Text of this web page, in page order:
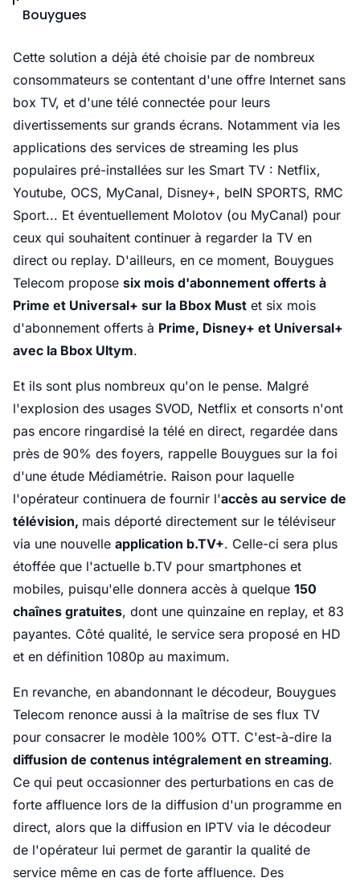
Bouygues
Cette solution a déjà été choisie par de nombreux
consommateurs se contentant d'une offre Internet sans
box TV, et d'une télé connectée pour leurs
divertissements sur grands écrans. Notamment via les
applications des services de streaming les plus
populaires pré-installées sur les Smart TV : Netflix,
Youtube, OCS, MyCanal, Disney+, beIN SPORTS, RMC
Sport... Et éventuellement Molotov (ou MyCanal) pour
ceux qui souhaitent continuer à regarder la TV en
direct ou replay. D'ailleurs, en ce moment, Bouygues
Telecom propose six mois d'abonnement offerts à
Prime et Universal+ sur la Bbox Must et six mois
d'abonnement offerts à Prime, Disney+ et Universal+
avec la Bbox Ultym.
Et ils sont plus nombreux qu'on le pense. Malgré
l'explosion des usages SVOD, Netflix et consorts n'ont
pas encore ringardisé la télé en direct, regardée dans
près de 90% des foyers, rappelle Bouygues sur la foi
d'une étude Médiamétrie. Raison pour laquelle
l'opérateur continuera de fournir l'accès au service de
télévision, mais déporté directement sur le téléviseur
via une nouvelle application b.TV+. Celle-ci sera plus
étoffée que l'actuelle b.TV pour smartphones et
mobiles, puisqu'elle donnera accès à quelque 150
chaînes gratuites, dont une quinzaine en replay, et 83
payantes. Côté qualité, le service sera proposé en HD
et en définition 1080p au maximum.
En revanche, en abandonnant le décodeur, Bouygues
Telecom renonce aussi à la maîtrise de ses flux TV
pour consacrer le modèle 100% OTT. C'est-à-dire la
diffusion de contenus intégralement en streaming.
Ce qui peut occasionner des perturbations en cas de
forte affluence lors de la diffusion d'un programme en
direct, alors que la diffusion en IPTV via le décodeur
de l'opérateur lui permet de garantir la qualité de
service même en cas de forte affluence. Des